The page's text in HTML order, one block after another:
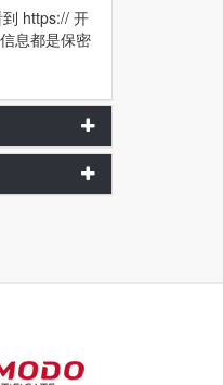
https:// 开
息都是保密